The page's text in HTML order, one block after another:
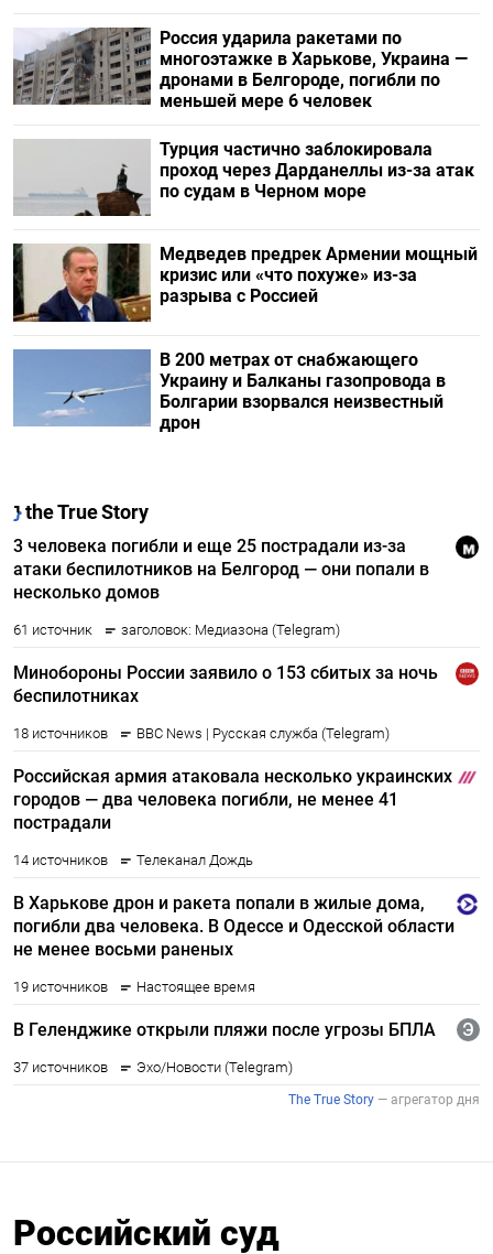
Россия ударила ракетами по
многоэтажке в Харькове, Украина —
дронами в Белгороде, погибли по
меньшей мере 6 человек
Турция частично заблокировала
проход через Дарданеллы из-за атак
по судам в Черном море
Медведев предрек Армении мощный
кризис или «что похуже» из-за
разрыва с Россией
В 200 метрах от снабжающего
Украину и Балканы газопровода в
Болгарии взорвался неизвестный
дрон
Российский суд